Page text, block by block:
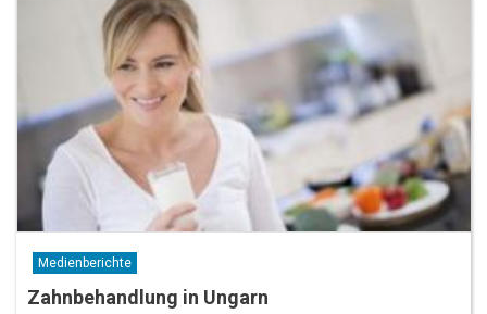
Medienberichte
Zahnbehandlung in Ungarn